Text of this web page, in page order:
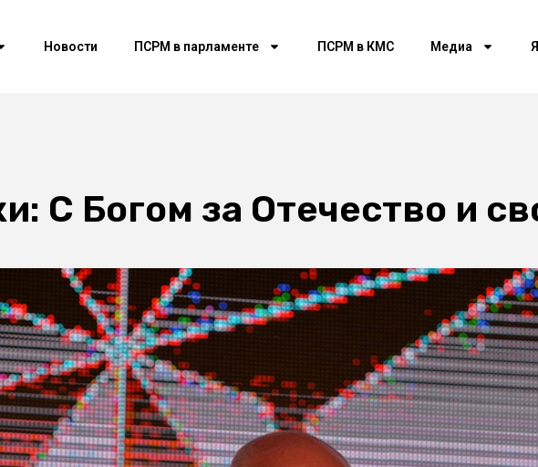
Новости ПСРМ в парламенте ПСРМ в КМС Медиа
С Богом за Отечество и